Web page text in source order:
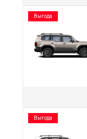
Выгода
Выгода